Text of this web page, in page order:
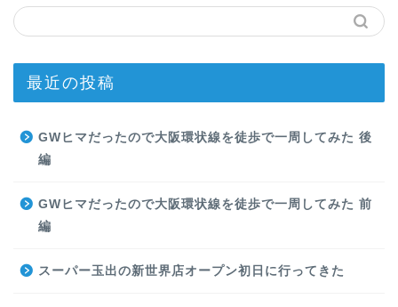
最近の投稿
GWヒマだったので大阪環状線を徒歩で一周してみた 後
編
GWヒマだったので大阪環状線を徒歩で一周してみた 前
編
スーパー玉出の新世界店オープン初日に行ってきた